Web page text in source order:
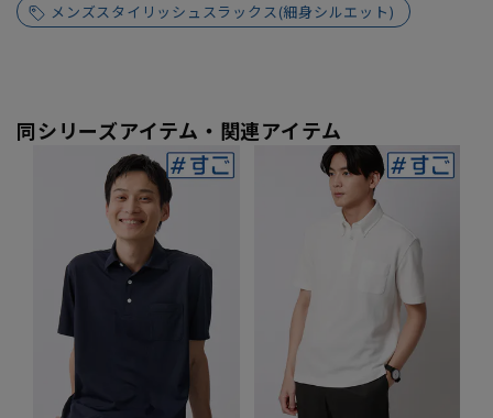
メンズスタイリッシュスラックス(細身シルエット)
同シリーズアイテム・関連アイテム